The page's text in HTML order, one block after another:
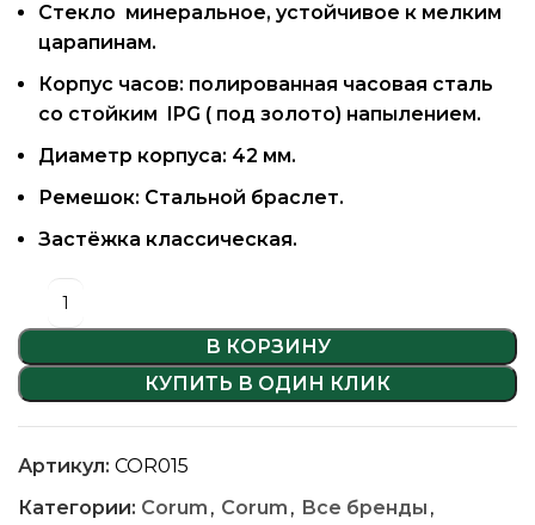
Стекло минеральное, устойчивое к мелким
царапинам.
Корпус часов: полированная часовая сталь
со стойким IPG ( под золото) напылением.
Диаметр корпуса: 42 мм.
Ремешок: Стальной браслет.
Застёжка классическая.
В КОРЗИНУ
КУПИТЬ В ОДИН КЛИК
Артикул: COR015
Категории: Corum , Corum , Все бренды ,